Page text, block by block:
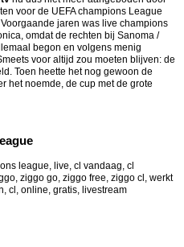
voor de UEFA champions League
jaren was live champions
omdat de rechten bij Sanoma /
begon en volgens menig
voor altijd zou moeten blijven: de
Toen heette het nog gewoon de
het noemde, de cup met de grote
league, live, cl vandaag, cl
ziggo go, ziggo free, ziggo cl, werkt
cl, online, gratis, livestream